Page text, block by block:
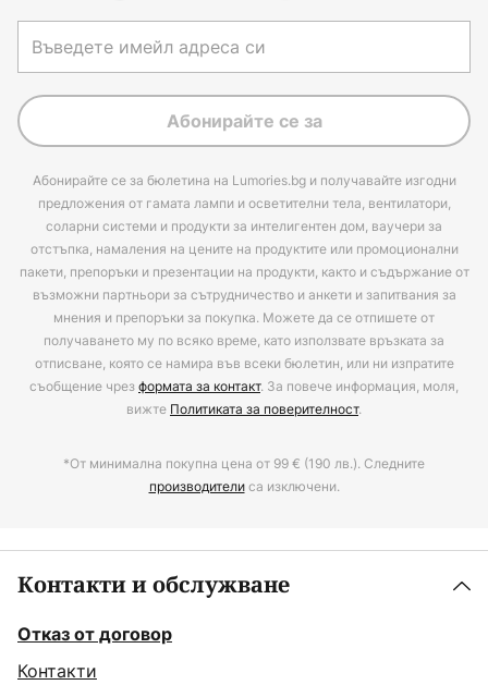
Абонирайте се за
Абонирайте се за бюлетина на Lumories.bg и получавайте изгодни
предложения от гамата лампи и осветителни тела, вентилатори,
соларни системи и продукти за интелигентен дом, ваучери за
отстъпка, намаления на цените на продуктите или промоционални
пакети, препоръки и презентации на продукти, както и съдържание от
възможни партньори за сътрудничество и анкети и запитвания за
мнения и препоръки за покупка. Можете да се отпишете от
получаването му по всяко време, като използвате връзката за
отписване, която се намира във всеки бюлетин, или ни изпратите
съобщение чрезформата за контакт. За повече информация, моля,
вижте Политиката за поверителност.
*От минимална покупна цена от 99 € (190 лв.). Следните
производителиса изключени.
Контакти и обслужване
Отказ от договор
Контакти